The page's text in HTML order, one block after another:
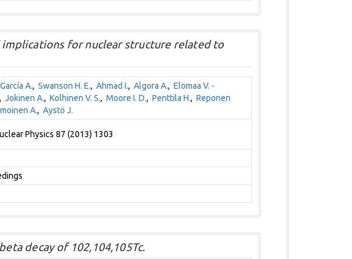
for nuclear structure related to
García A., Swanson H. E., Ahmad I., Algora A., Elomaa V. -
, Jokinen A., Kolhinen V. S., Moore I. D., Penttila H., Reponen
A., Aystö J.
Physics 87 (2013) 1303
decay of 102,104,105Tc.